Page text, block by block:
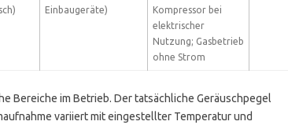
Einbaugeräte)
Kompressor bei
elektrischer
Nutzung; Gasbetrieb
ohne Strom
Bereiche im Betrieb. Der tatsächliche Geräuschpegel
variiert mit eingestellter Temperatur und